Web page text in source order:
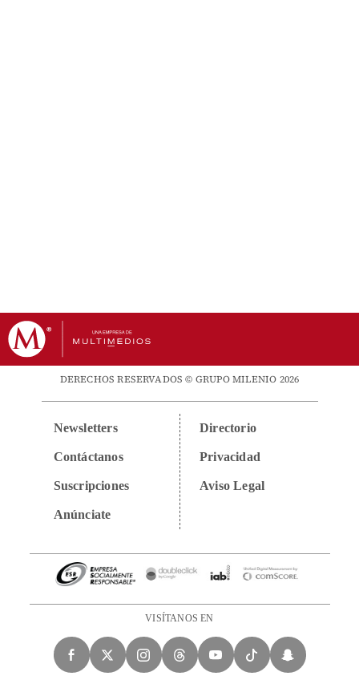
DERECHOS RESERVADOS © GRUPO MILENIO 2026
Newsletters
Contáctanos
Suscripciones
Anúnciate
Directorio
Privacidad
Aviso Legal
VISÍTANOS EN